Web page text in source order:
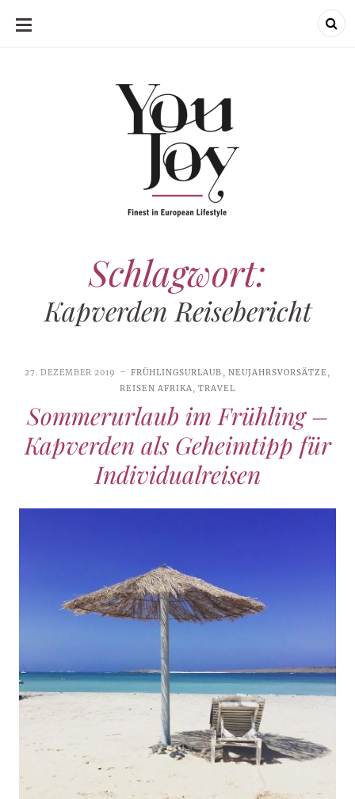
SKIP
Schlagwort:
Kapverden Reisebericht
27. DEZEMBER 2019 FRÜHLINGSURLAUB , NEUJAHRSVORSÄTZE,
REISEN AFRIKA, TRAVEL
Sommerurlaub im Frühling –
Kapverden als Geheimtipp für
Individualreisen